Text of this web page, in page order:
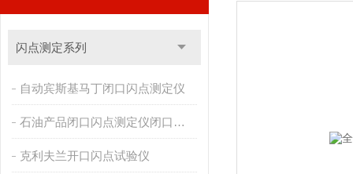
闪点测定系列
自动宾斯基马丁闭口闪点测定仪
石油产品闭口闪点测定仪闭口杯法
克利夫兰开口闪点试验仪